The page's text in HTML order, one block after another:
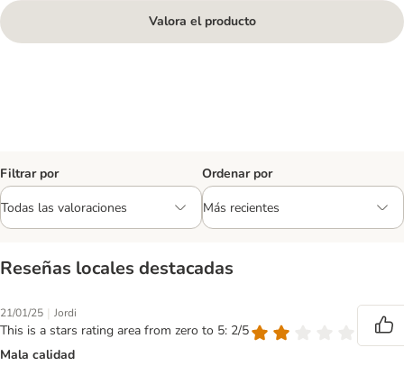
Valora el producto
Filtrar por Ordenar por
Reseñas locales destacadas
21/01/25 | Jordi
This is a stars rating area from zero to 5: 2/5
Mala calidad